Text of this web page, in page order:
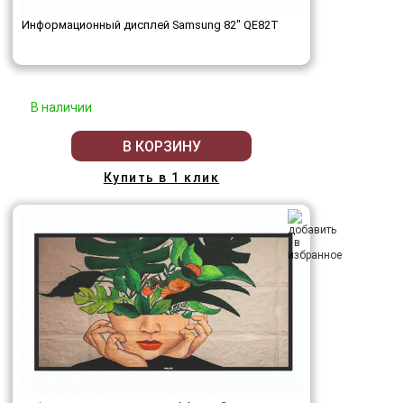
Информационный дисплей Samsung 82" QE82T
В наличии
В КОРЗИНУ
Купить в 1 клик